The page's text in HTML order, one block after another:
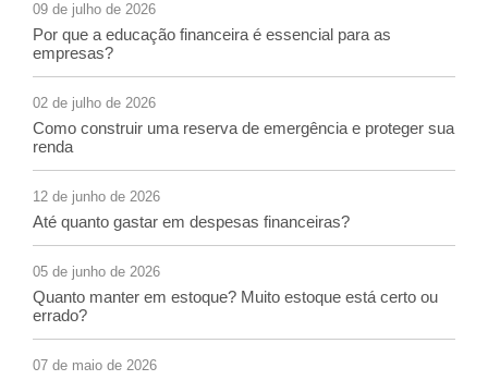
09 de julho de 2026
Por que a educação financeira é essencial para as
empresas?
02 de julho de 2026
Como construir uma reserva de emergência e proteger sua
renda
12 de junho de 2026
Até quanto gastar em despesas financeiras?
05 de junho de 2026
Quanto manter em estoque? Muito estoque está certo ou
errado?
07 de maio de 2026